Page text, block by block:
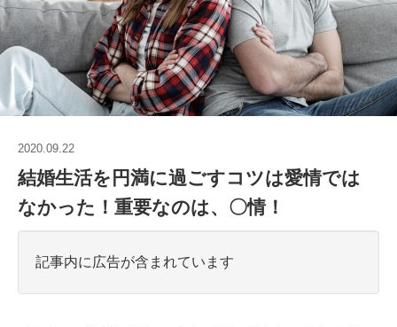
2020.09.22
結婚生活を円満に過ごすコツは愛情では
なかった！重要なのは、〇情！
記事内に広告が含まれています